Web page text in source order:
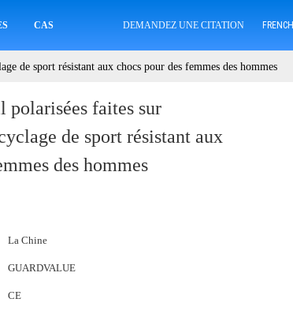
CAS DEMANDEZ UNE CITATION FRENCH
de sport résistant aux chocs pour des femmes des hommes
polarisées faites sur
de sport résistant aux
des hommes
La Chine
GUARDVALUE
CE